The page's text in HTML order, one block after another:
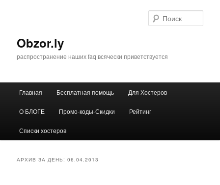
Obzor.ly
распространение наших faq всячески приветствуется
Главная Бесплатная помощь Для Хостеров
О БЛОГЕ Промо-коды-Скидки Рейтинг
Списки хостеров
АРХИВ ЗА ДЕНЬ:06.04.2013